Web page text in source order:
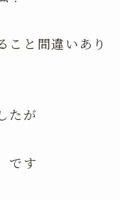
こと間違いあり
たが
です